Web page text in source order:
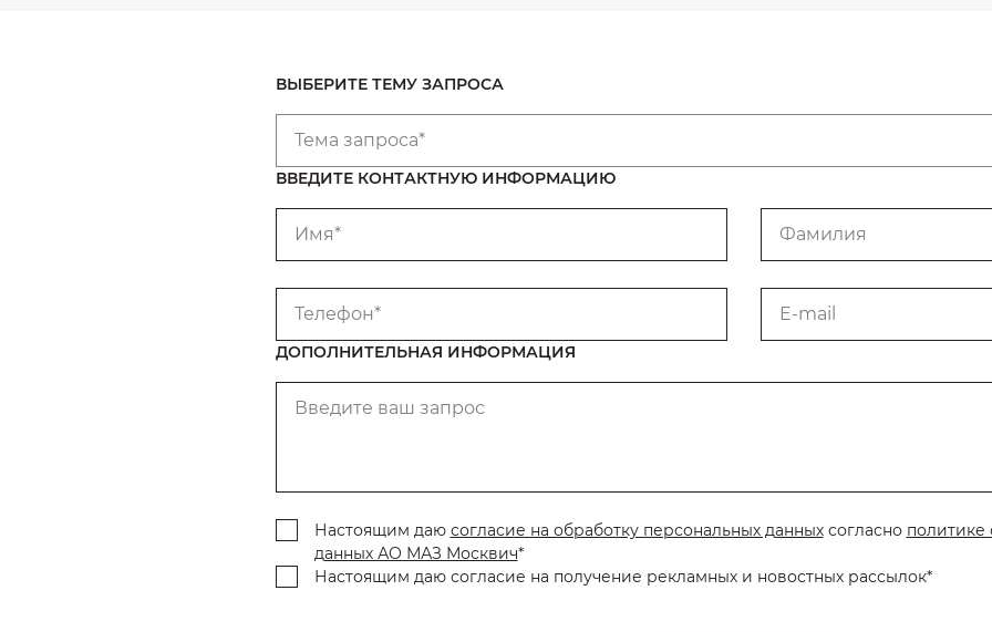
ВЫБЕРИТЕ ТЕМУ ЗАПРОСА
Тема запроса*
ВВЕДИТЕ КОНТАКТНУЮ ИНФОРМАЦИЮ
Имя* Фамилия
Телефон* E-mail
ДОПОЛНИТЕЛЬНАЯ ИНФОРМАЦИЯ
Введите ваш запрос
Настоящим даю согласие на обработку персональных данныхсогласно политике
данных АО МАЗ Москвич*
Настоящим даю согласие на получение рекламных и новостных рассылок*